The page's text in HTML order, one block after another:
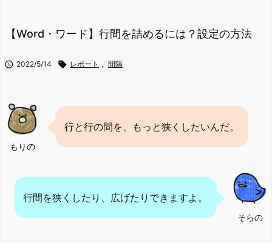
検索
【Word・ワード】行間を詰めるには？設定の方法
 2022/5/14  レポート , 間隔
もりの
行と行の間を、もっと狭くしたいんだ。
そらの
行間を狭くしたり、広げたりできますよ。